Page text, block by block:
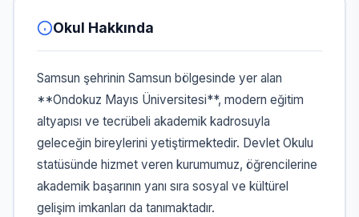
Okul Hakkında
Samsun şehrinin Samsun bölgesinde yer alan
**Ondokuz Mayıs Üniversitesi**, modern eğitim
altyapısı ve tecrübeli akademik kadrosuyla
geleceğin bireylerini yetiştirmektedir. Devlet Okulu
statüsünde hizmet veren kurumumuz, öğrencilerine
akademik başarının yanı sıra sosyal ve kültürel
gelişim imkanları da tanımaktadır.